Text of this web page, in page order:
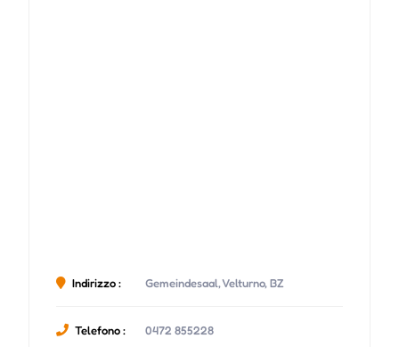
Indirizzo : Gemeindesaal, Velturno, BZ
Telefono : 0472 855228